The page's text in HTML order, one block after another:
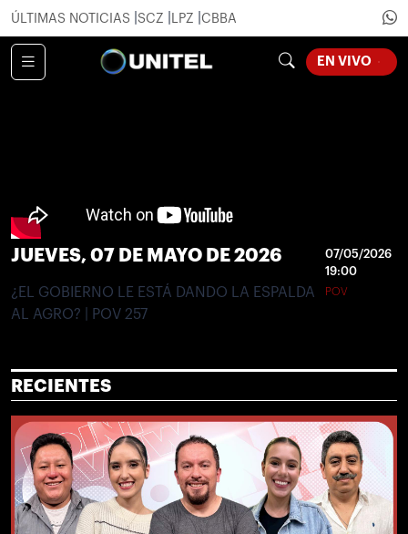
ÚLTIMAS NOTICIAS SCZ LPZ CBBA
EN VIVO
JUEVES, 07 DE MAYO DE 2026
¿EL GOBIERNO LE ESTÁ DANDO LA ESPALDA
AL AGRO? | POV 257
07/05/2026
19:00
POV
RECIENTES